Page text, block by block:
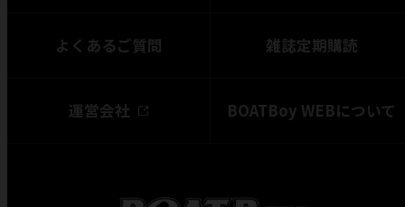
よくあるご質問 雑誌定期購読
運営会社 BOATBoy WEBについて